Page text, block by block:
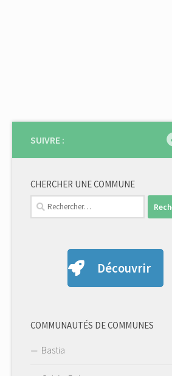
SUIVRE :
CHERCHER UNE COMMUNE
Rechercher :
Découvrir
COMMUNAUTÉS DE COMMUNES
Bastia